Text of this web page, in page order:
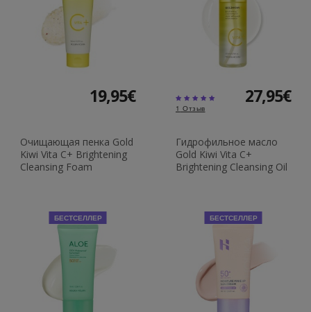
19,95€
Очищающая пенка Gold
Kiwi Vita C+ Brightening
Cleansing Foam
1 Отзыв
27,95€
Гидрофильное масло
Gold Kiwi Vita C+
Brightening Cleansing Oil
БЕСТСЕЛЛЕР БЕСТСЕЛЛЕР